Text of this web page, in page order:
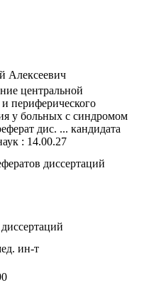
Алексеевич
центральной
периферического
у больных с синдромом
дис. ... кандидата
: 14.00.27
диссертаций
ин-т